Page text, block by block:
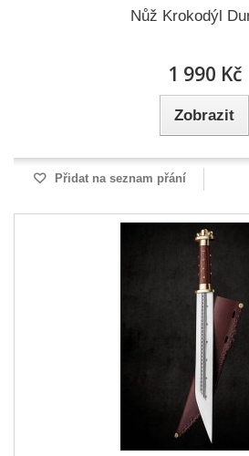
Nůž Krokodýl
1 990 Kč
Zobrazit
Přidat na seznam přání